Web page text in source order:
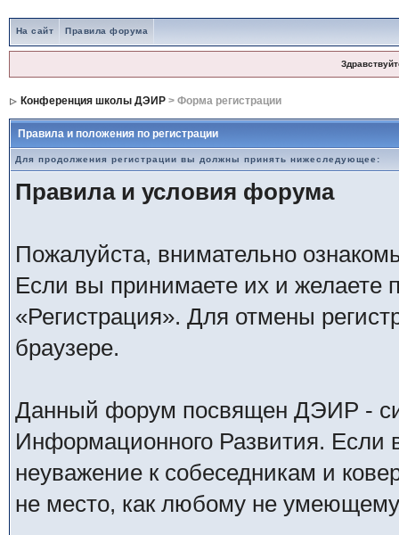
На сайт Правила форума
Конференция школы ДЭИР> Форма регистрации
Правила и положения по регистрации
Для продолжения регистрации вы должны принять нижеследующее:
Правила и условия форума
Пожалуйста, внимательно
Если вы принимаете их и желаете
«Регистрация». Для отмены
браузере.
Данный форум посвящен ДЭИР -
Информационного Развития. Если
неуважение к собеседникам и
не место, как любому не умеющему